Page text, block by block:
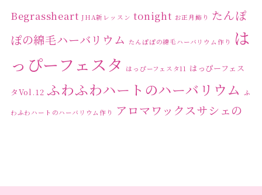
2024年1月(1)
2023年12月
2023年11月
2023年9月
(1)
Begrassheart JHA新レッスン tonight お正月飾り たんぽ
ぽの綿毛ハーバリウム たんぽぽの綿毛ハーバリウム作り
は
っぴーフェスタ
はっぴーフェスタ11 はっぴーフェス
タVol.12 ふわふわハートのハーバリウム ふ
わふわハートのハーバリウム作り
アロマワックスサシェの